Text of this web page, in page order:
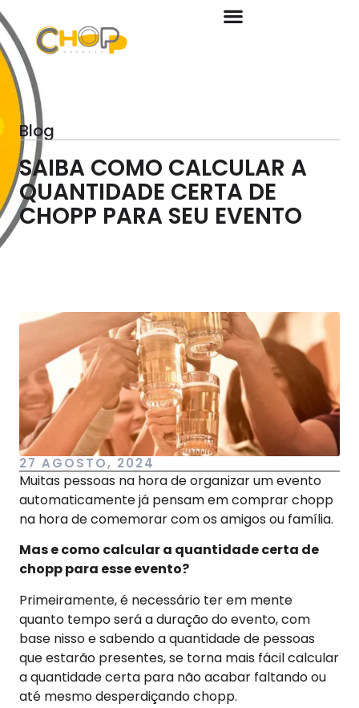
Blog
SAIBA COMO CALCULAR A
QUANTIDADE CERTA DE
CHOPP PARA SEU EVENTO
27 AGOSTO, 2024
Muitas pessoas na hora de organizar um evento
automaticamente já pensam em comprar chopp
na hora de comemorar com os amigos ou família.
Mas e como calcular a quantidade certa de
chopp para esse evento?
Primeiramente, é necessário ter em mente
quanto tempo será a duração do evento, com
base nisso e sabendo a quantidade de pessoas
que estarão presentes, se torna mais fácil calcular
a quantidade certa para não acabar faltando ou
até mesmo desperdiçando chopp.